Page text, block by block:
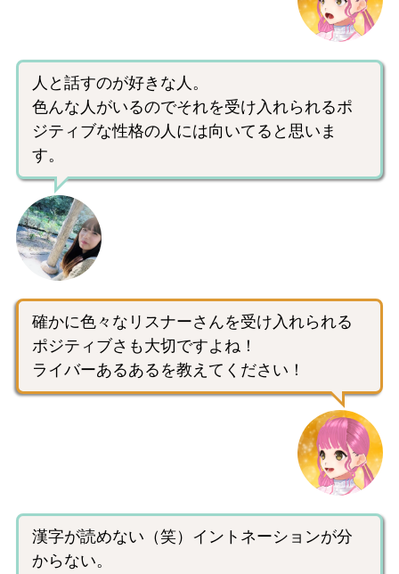
人と話すのが好きな人。
色んな人がいるのでそれを受け入れられるポ
ジティブな性格の人には向いてると思いま
す。
確かに色々なリスナーさんを受け入れられる
ポジティブさも大切ですよね！
ライバーあるあるを教えてください！
漢字が読めない（笑）イントネーションが分
からない。